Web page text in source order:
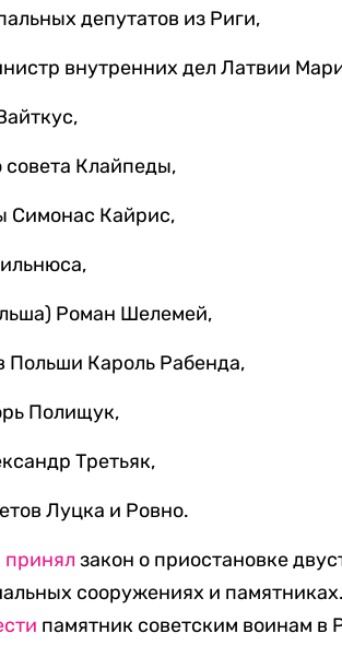
депутатов из Риги,
внутренних дел Латвии
совета Клайпеды,
Симонас Кайрис,
Роман Шелемей,
Польши Кароль Рабенда,
Полищук,
Третьяк,
Луцка и Ровно.
принял закон о приостановке
сооружениях и
памятник советским воинам в